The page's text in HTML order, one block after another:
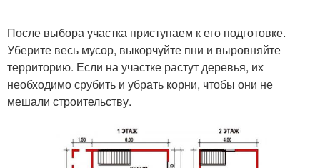
После выбора участка приступаем к его подготовке.
Уберите весь мусор, выкорчуйте пни и выровняйте
территорию. Если на участке растут деревья, их
необходимо срубить и убрать корни, чтобы они не
мешали строительству.